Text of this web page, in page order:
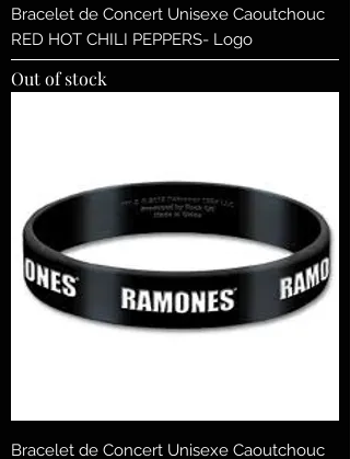
Bracelet de Concert Unisexe Caoutchouc
RED HOT CHILI PEPPERS- Logo
Out of stock
Bracelet de Concert Unisexe Caoutchouc